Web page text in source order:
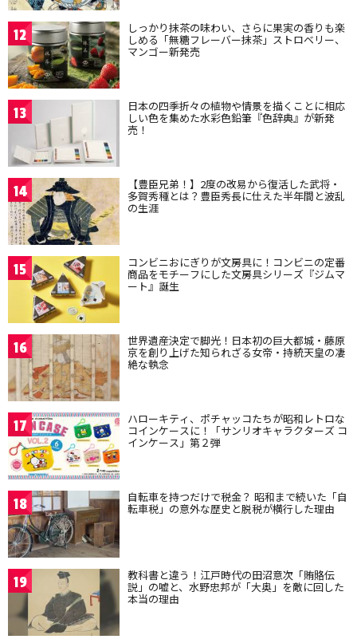
12 しっかり抹茶の味わい、さらに果実の香りも楽
しめる「無糖フレーバー抹茶」ストロベリー、
マンゴー新発売
13 日本の四季折々の植物や情景を描くことに相応
しい色を集めた水彩色鉛筆『色辞典』が新発
売！
14 【豊臣兄弟！】2度の改易から復活した武将・
多賀秀種とは？豊臣秀長に仕えた半年間と波乱
の生涯
15 コンビニおにぎりが文房具に！コンビニの定番
商品をモチーフにした文房具シリーズ『ジムマ
ート』誕生
16 世界遺産決定で脚光！日本初の巨大都城・藤原
京を創り上げた知られざる女帝・持統天皇の凄
絶な執念
17 ハローキティ、ポチャッコたちが昭和レトロな
コインケースに！「サンリオキャラクターズ コ
インケース」第２弾
18 自転車を持つだけで税金？ 昭和まで続いた「自
転車税」の意外な歴史と脱税が横行した理由
19 教科書と違う！江戸時代の田沼意次「賄賂伝
説」の嘘と、水野忠邦が「大奥」を敵に回した
本当の理由